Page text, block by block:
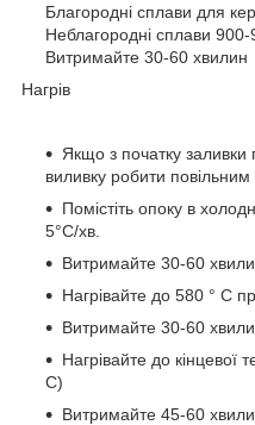
Благородні сплави для
Неблагородні сплави
Витримайте 30-60 хвилин
Нагрів
Якщо з початку заливки
виливку робити повільним
Помістіть опоку в
5°С/хв.
Витримайте 30-60
Нагрівайте до 580 ° С
Витримайте 30-60
Нагрівайте до
С)
Витримайте 45-60